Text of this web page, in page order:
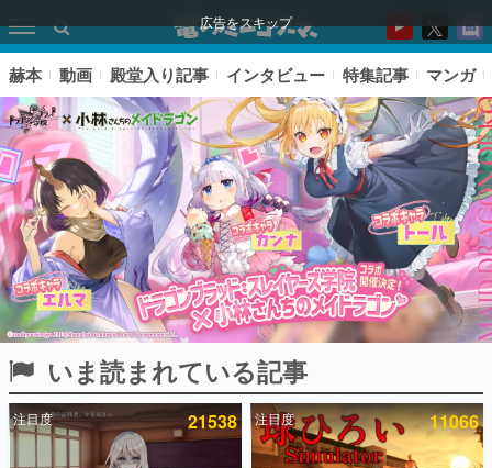
広告をスキップ
ピックアップ
電ファミのいま読まれている記事ランキング
赫本 動画 殿堂入り記事 インタビュー 特集記事 マンガ
いま読まれている記事
注目度 21538 注目度 11066